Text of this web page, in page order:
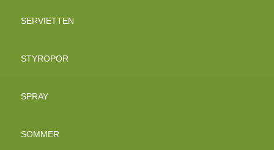
SERVIETTEN
STYROPOR
SPRAY
SOMMER